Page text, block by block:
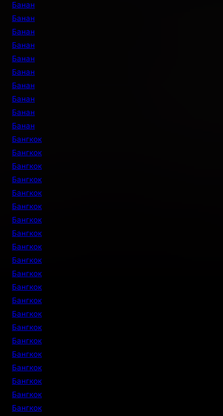
Банан
Банан
Банан
Банан
Банан
Банан
Банан
Банан
Банан
Банан
Бангкок
Бангкок
Бангкок
Бангкок
Бангкок
Бангкок
Бангкок
Бангкок
Бангкок
Бангкок
Бангкок
Бангкок
Бангкок
Бангкок
Бангкок
Бангкок
Бангкок
Бангкок
Бангкок
Бангкок
Бангкок